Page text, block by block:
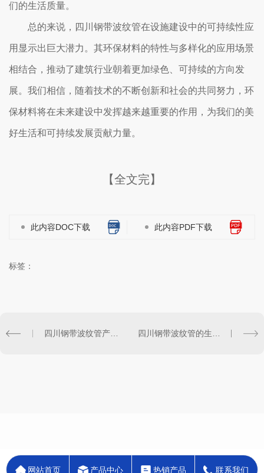
们的生活质量。
总的来说，四川钢带波纹管在设施建设中的可持续性应
用显示出巨大潜力。其环保材料的特性与多样化的应用场景
相结合，推动了建筑行业朝着更加绿色、可持续的方向发
展。我们相信，随着技术的不断创新和社会的共同努力，环
保材料将在未来建设中发挥越来越重要的作用，为我们的美
好生活和可持续发展贡献力量。
【全文完】
此内容DOC下载 此内容PDF下载
标签：
网站首页 产品中心 热销产品 联系我们